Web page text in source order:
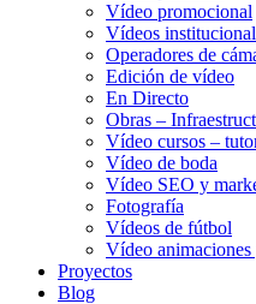
Vídeo promocional
Vídeos
Operadores de
Edición de vídeo
En Directo
Obras –
Vídeo cursos –
Vídeo de boda
Vídeo SEO y
Fotografía
Vídeos de fútbol
Vídeo
Proyectos
Blog